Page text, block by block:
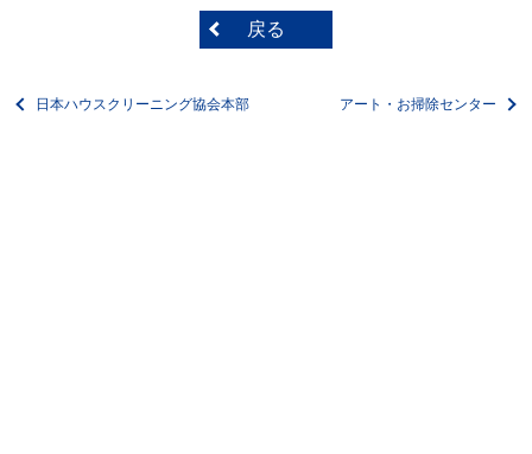
戻る
日本ハウスクリーニング協会本部 アート・お掃除センター